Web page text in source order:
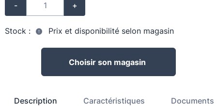
- +
Stock : Prix et disponibilité selon magasin
Choisir son magasin
Description Caractéristiques
Documents